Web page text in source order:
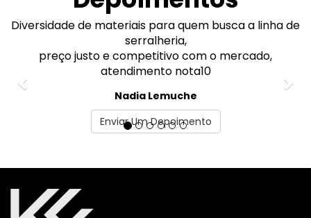
Diversidade de materiais para quem busca a linha de
serralheria,
preço justo e competitivo com o mercado,
atendimento nota10
Nadia Lemuche
Previous
Enviar Um Depoimento